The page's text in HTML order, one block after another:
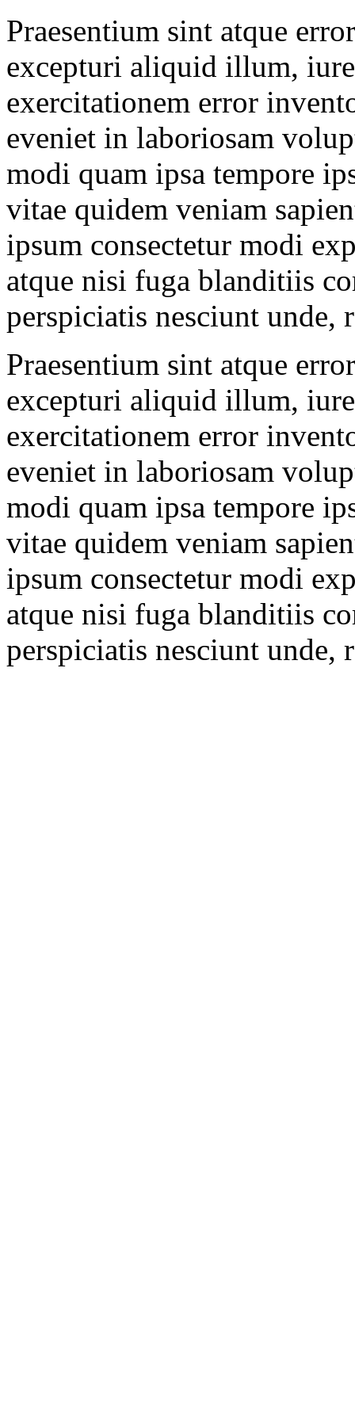
Praesentium sint atque
excepturi aliquid illum,
exercitationem error
eveniet in laboriosam
modi quam ipsa tempore
vitae quidem veniam
ipsum consectetur modi
atque nisi fuga blanditiis
perspiciatis nesciunt unde,
Praesentium sint atque
excepturi aliquid illum,
exercitationem error
eveniet in laboriosam
modi quam ipsa tempore
vitae quidem veniam
ipsum consectetur modi
atque nisi fuga blanditiis
perspiciatis nesciunt unde,